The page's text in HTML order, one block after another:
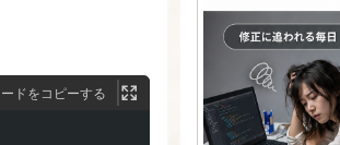
ドをコピーする